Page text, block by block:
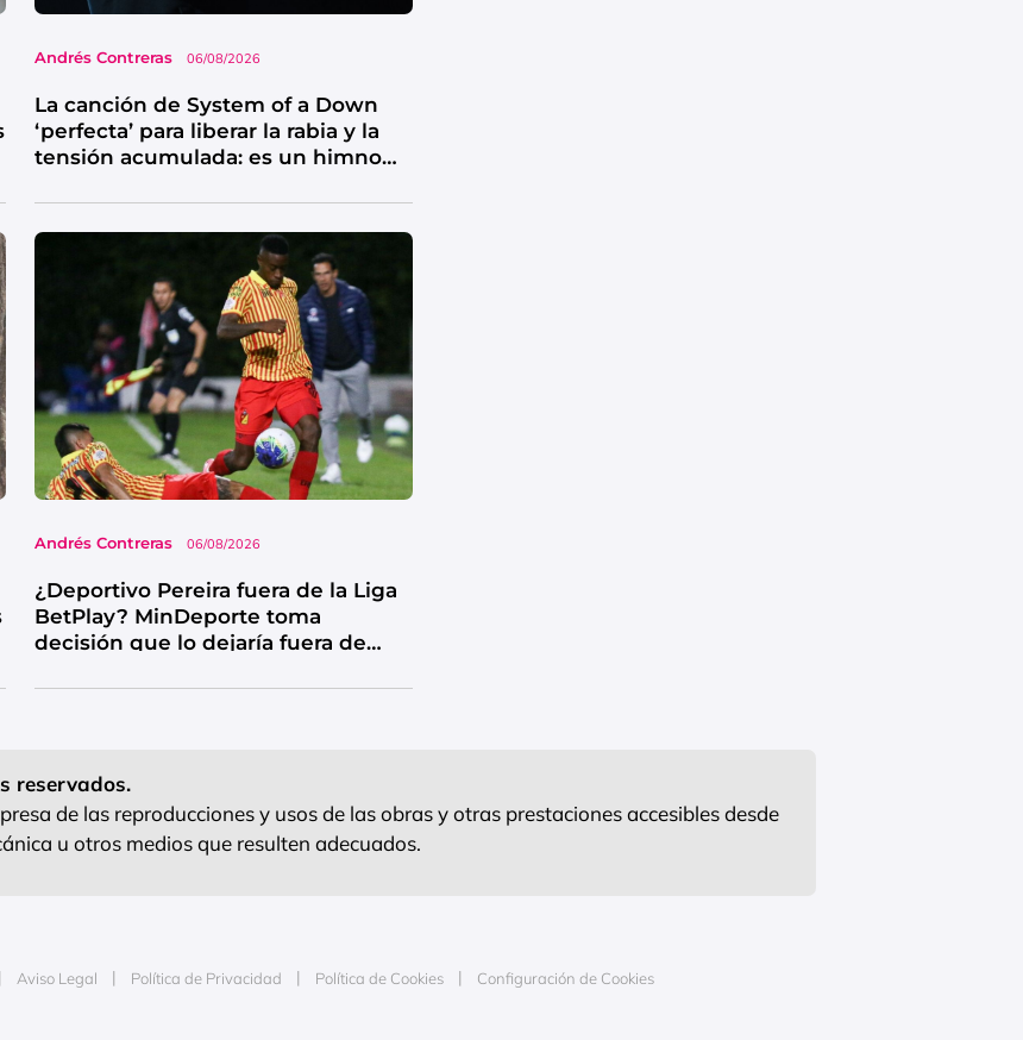
Andrés Contreras 06/08/2026
La canción de System of a Down
‘perfecta’ para liberar la rabia y la
tensión acumulada: es un himno
Andrés Contreras 06/08/2026
¿Deportivo Pereira fuera de la Liga
BetPlay? MinDeporte toma
decisión que lo dejaría fuera de
reservados.
de las reproducciones y usos de las obras y otras prestaciones accesibles desde
u otros medios que resulten adecuados.
Aviso Legal Política de Privacidad Política de Cookies Configuración de Cookies